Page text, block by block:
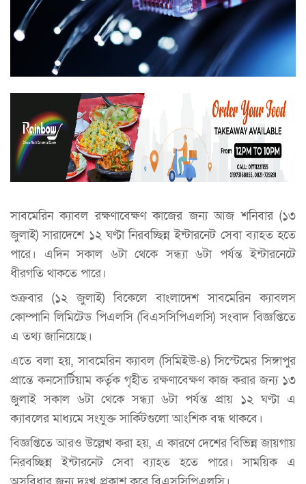
সাবমেরিন ক্যাবল রক্ষণাবেক্ষণ কাজের জন্য আজ শনিবার (১৩
জুলাই) সারাদেশে ১২ ঘণ্টা নিরবচ্ছিন্ন ইন্টারনেট সেবা ব্যাহত হতে
পারে। এদিন সকাল ৬টা থেকে সন্ধ্যা ৬টা পর্যন্ত ইন্টারনেটে
ধীরগতি থাকতে পারে।
শুক্রবার (১২ জুলাই) বিকেলে বাংলাদেশ সাবমেরিন ক্যাবলস
কোম্পানি লিমিটেড পিএলসি (বিএসসিপিএলসি) সংবাদ বিজ্ঞপ্তিতে
এ তথ্য জানিয়েছে।
এতে বলা হয়, সাবমেরিন ক্যাবল (সিমিইউ-৪) সিস্টেমের সিঙ্গাপুর
প্রান্তে কনসোর্টিয়াম কর্তৃক গৃহীত রক্ষণাবেক্ষণ কাজ করার জন্য ১৩
জুলাই সকাল ৬টা থেকে সন্ধ্যা ৬টা পর্যন্ত প্রায় ১২ ঘণ্টা এ
ক্যাবলের মাধ্যমে সংযুক্ত সার্কিটগুলো আংশিক বন্ধ থাকবে।
বিজ্ঞপ্তিতে আরও উল্লেখ করা হয়, এ কারণে দেশের বিভিন্ন জায়গায়
নিরবচ্ছিন্ন ইন্টারনেট সেবা ব্যাহত হতে পারে। সাময়িক এ